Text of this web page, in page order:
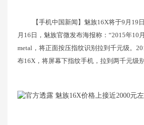
【手机中国新闻】魅族16X将于9月19
月16日，魅族官微发布海报称：“2015年10
metal，将正面按压指纹识别拉到千元级。
布16X，将屏幕下指纹手机，拉到两千元级